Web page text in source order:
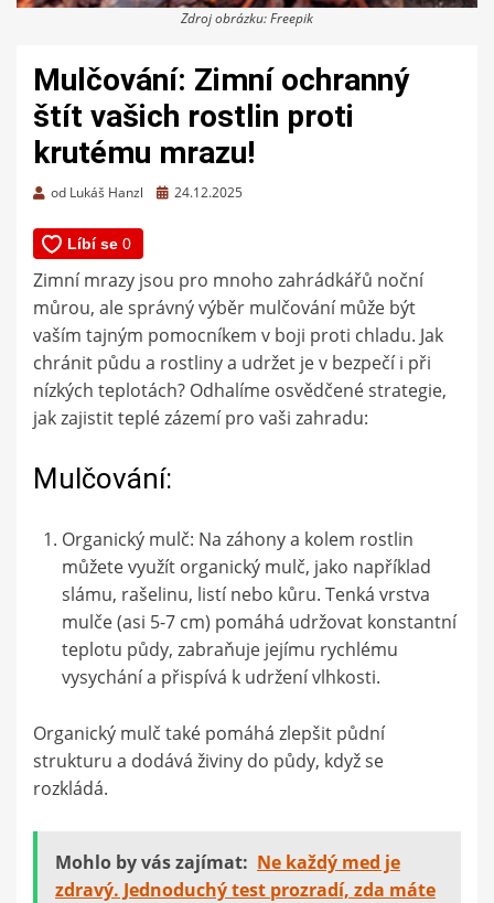
Zdroj obrázku: Freepik
Mulčování: Zimní ochranný
štít vašich rostlin proti
krutému mrazu!
od Lukáš Hanzl
Zveřejněno
24.12.2025
Zimní mrazy jsou pro mnoho zahrádkářů noční
můrou, ale správný výběr mulčování může být
vaším tajným pomocníkem v boji proti chladu. Jak
chránit půdu a rostliny a udržet je v bezpečí i při
nízkých teplotách? Odhalíme osvědčené strategie,
jak zajistit teplé zázemí pro vaši zahradu:
Mulčování:
Organický mulč: Na záhony a kolem rostlin
můžete využít organický mulč, jako například
slámu, rašelinu, listí nebo kůru. Tenká vrstva
mulče (asi 5-7 cm) pomáhá udržovat konstantní
teplotu půdy, zabraňuje jejímu rychlému
vysychání a přispívá k udržení vlhkosti.
Organický mulč také pomáhá zlepšit půdní
strukturu a dodává živiny do půdy, když se
rozkládá.
Mohlo by vás zajímat: Ne každý med je
zdravý. Jednoduchý test prozradí, zda máte